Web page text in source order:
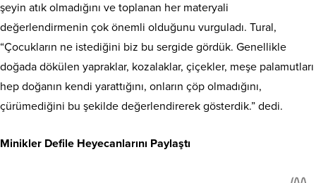
şeyin atık olmadığını ve toplanan her materyali
değerlendirmenin çok önemli olduğunu vurguladı. Tural,
“Çocukların ne istediğini biz bu sergide gördük. Genellikle
doğada dökülen yapraklar, kozalaklar, çiçekler, meşe palamutları
hep doğanın kendi yarattığını, onların çöp olmadığını,
çürümediğini bu şekilde değerlendirerek gösterdik.” dedi.
Minikler Defile Heyecanlarını Paylaştı